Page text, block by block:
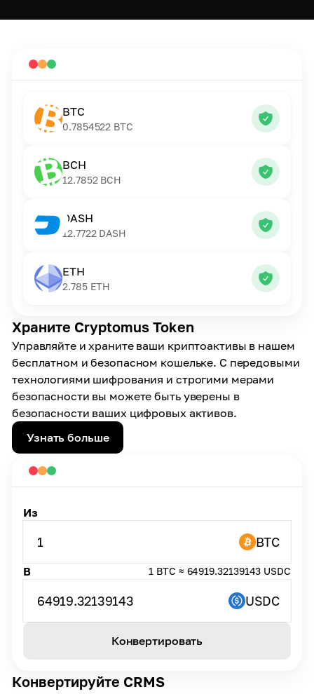
Храните Cryptomus Token
Управляйте и храните ваши криптоактивы в нашем
бесплатном и безопасном кошельке. С передовыми
технологиями шифрования и строгими мерами
безопасности вы можете быть уверены в
безопасности ваших цифровых активов.
Узнать больше
BTC
0.7854522 BTC
BCH
12.7852 BCH
DASH
12.7722 DASH
ETH
2.785 ETH
Конвертируйте CRMS
Из
1 BTC
В 1 BTC ≈ 64919.32139143 USDC
64919.32139143 USDC
Конвертировать